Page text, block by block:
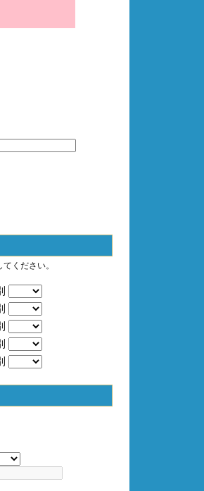
ください。